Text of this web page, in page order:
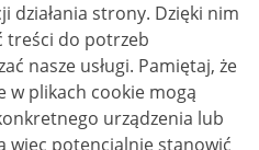
strony. Dzięki nim
treści do potrzeb
usługi. Pamiętaj, że
w plikach cookie mogą
urządzenia lub
więc potencjalnie stanowić